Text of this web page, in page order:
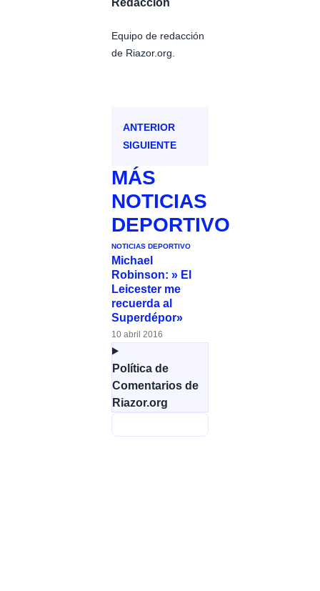
Redacción
Equipo de redacción
de Riazor.org.
ANTERIOR
SIGUIENTE
MÁS
NOTICIAS
DEPORTIVO
NOTICIAS DEPORTIVO
Michael
Robinson: » El
Leicester me
recuerda al
Superdépor»
10 abril 2016
Política de
Comentarios de
Riazor.org